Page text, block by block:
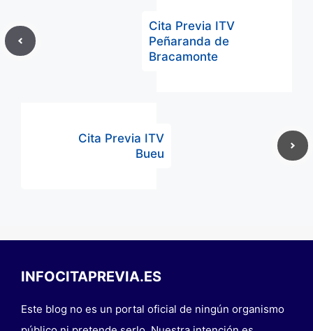
Cita Previa ITV
Peñaranda de
Bracamonte
Cita Previa ITV
Bueu
INFOCITAPREVIA.ES
Este blog no es un portal oficial de ningún organismo